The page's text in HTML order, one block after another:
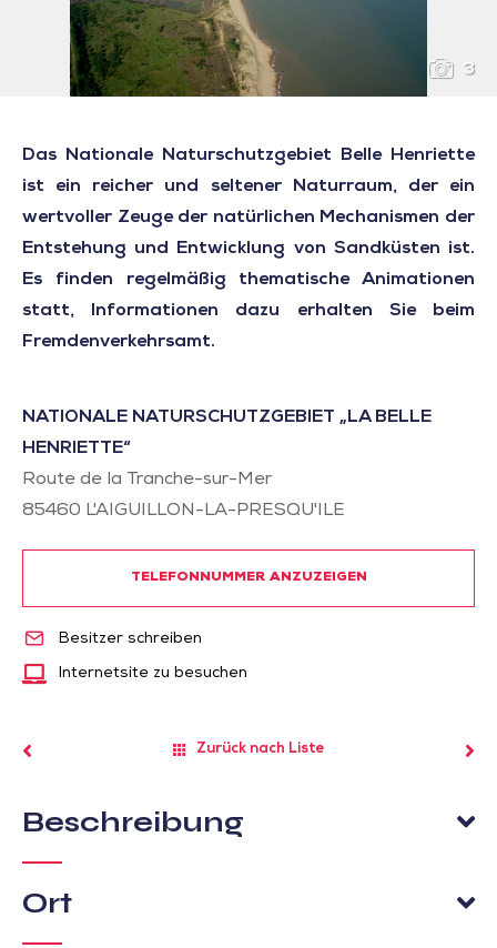
3
Das Nationale Naturschutzgebiet Belle Henriette
ist ein reicher und seltener Naturraum, der ein
wertvoller Zeuge der natürlichen Mechanismen der
Entstehung und Entwicklung von Sandküsten ist.
Es finden regelmäßig thematische Animationen
statt, Informationen dazu erhalten Sie beim
Fremdenverkehrsamt.
NATIONALE NATURSCHUTZGEBIET „LA BELLE
HENRIETTE“
Route de la Tranche-sur-Mer
85460 L'AIGUILLON-LA-PRESQU'ILE
TELEFONNUMMER ANZUZEIGEN
Besitzer schreiben
Internetsite zu besuchen
Zurück nach Liste
Beschreibung
Ort